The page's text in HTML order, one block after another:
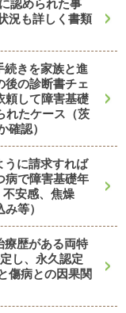
認められた事
況も詳しく書類
続きを家族と進
後の診断書チェ
頼して障害基礎
れたケース（茨
確認）
うに請求すれば
病で障害基礎年
安感、焦燥
等）
療歴がある両特
し、永久認定
傷病との因果関